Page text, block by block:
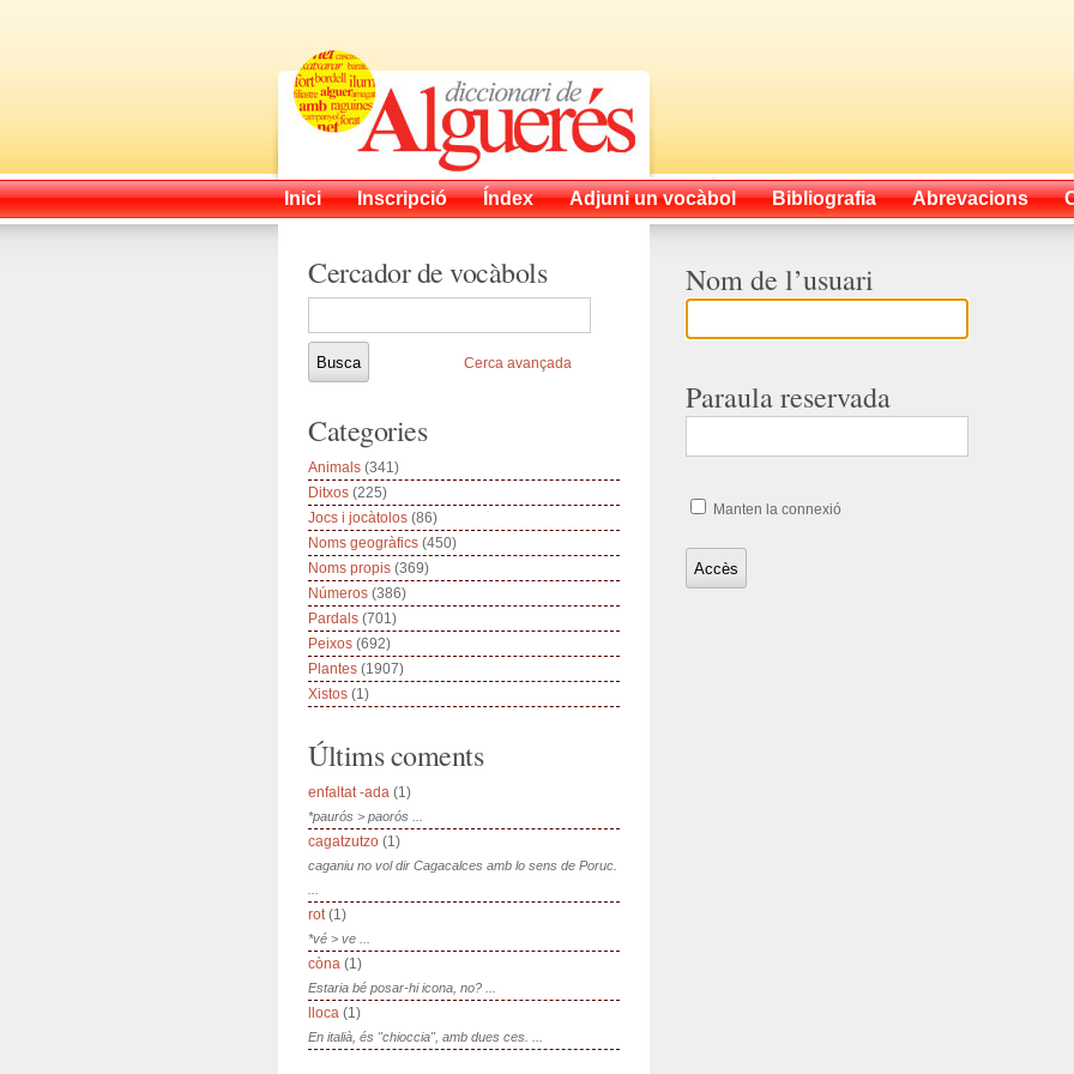
Inici Inscripció Índex Adjuni un vocàbol Bibliografia Abrevacions
Nom de l’usuari
Paraula reservada
Manten la connexió
Cercador de vocàbols
Cerca avançada
Categories
Animals (341)
Ditxos (225)
Jocs i jocàtolos (86)
Noms geogràfics (450)
Noms propis (369)
Números (386)
Pardals (701)
Peixos (692)
Plantes (1907)
Xistos (1)
Últims coments
enfaltat -ada (1)
*paurós > paorós ...
cagatzutzo (1)
caganiu no vol dir Cagacalces amb lo sens de Poruc.
rot(1)
*vé > ve ...
còna (1)
Estaria bé posar-hi icona, no? ...
lloca (1)
En italià, és "chioccia", amb dues ces. ...